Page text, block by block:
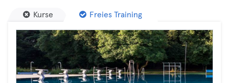
Kurse Freies Training